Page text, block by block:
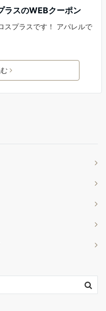
ラスのWEBクーポン
スプラスです！ アパレルで